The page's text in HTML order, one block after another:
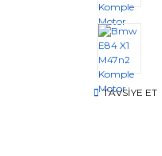
TAVSİYE ET